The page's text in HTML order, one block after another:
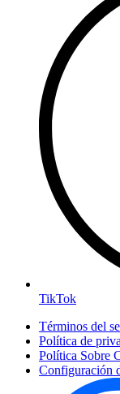
TikTok
Términos del
Política de
Política Sobre
Configuración